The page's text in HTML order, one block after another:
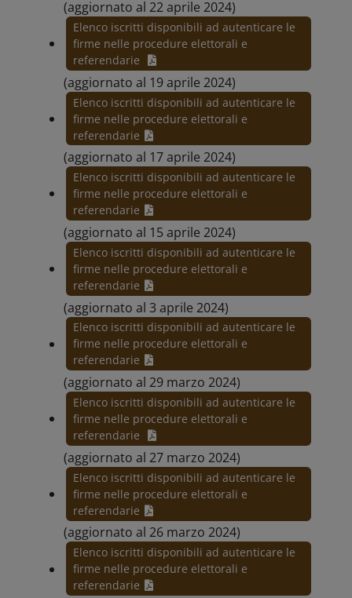
(aggiornato al 22 aprile 2024)
Elenco iscritti disponibili ad autenticare le
firme nelle procedure elettorali e
referendarie
(aggiornato al 19 aprile 2024)
Elenco iscritti disponibili ad autenticare le
firme nelle procedure elettorali e
referendarie
(aggiornato al 17 aprile 2024)
Elenco iscritti disponibili ad autenticare le
firme nelle procedure elettorali e
referendarie
(aggiornato al 15 aprile 2024)
Elenco iscritti disponibili ad autenticare le
firme nelle procedure elettorali e
referendarie
(aggiornato al 3 aprile 2024)
Elenco iscritti disponibili ad autenticare le
firme nelle procedure elettorali e
referendarie
(aggiornato al 29 marzo 2024)
Elenco iscritti disponibili ad autenticare le
firme nelle procedure elettorali e
referendarie
(aggiornato al 27 marzo 2024)
Elenco iscritti disponibili ad autenticare le
firme nelle procedure elettorali e
referendarie
(aggiornato al 26 marzo 2024)
Elenco iscritti disponibili ad autenticare le
firme nelle procedure elettorali e
referendarie